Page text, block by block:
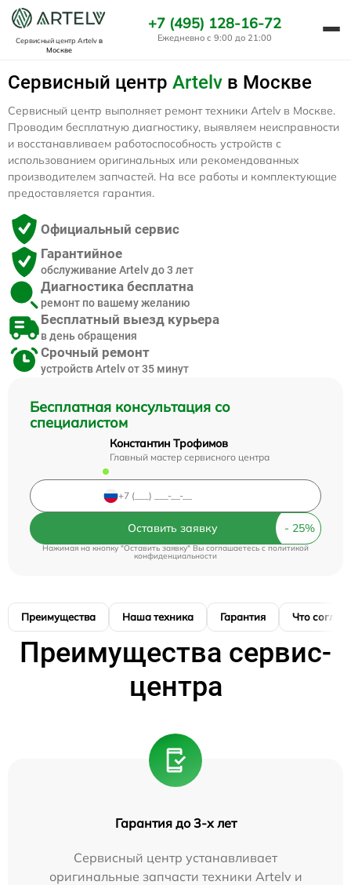
Сервисный центр Artelvв
Москве
+7 (495) 128-16-72
Ежедневно с 9:00 до 21:00
Сервисный центр Artelv в Москве
Бесплатная консультация со
специалистом
Константин Трофимов
Главный мастер сервисного центра
Оставить заявку
Нажимая на кнопку "Оставить заявку" Вы соглашаетесь cполитикой
конфиденциальности
Сервисный центр выполняет ремонт техники Artelv в Москве.
Проводим бесплатную диагностику, выявляем неисправности
и восстанавливаем работоспособность устройств с
использованием оригинальных или рекомендованных
производителем запчастей. На все работы и комплектующие
предоставляется гарантия.
Официальный сервис
Гарантийное
обслуживание Artelv до 3 лет
Диагностика бесплатна
ремонт по вашему желанию
Бесплатный выезд курьера
в день обращения
Срочный ремонт
устройств Artelv от 35 минут
Преимущества Наша техника Гарантия Что
Преимущества сервис-
центра
Гарантия до 3-х лет
Сервисный центр устанавливает
оригинальные запчасти техники Artelv и